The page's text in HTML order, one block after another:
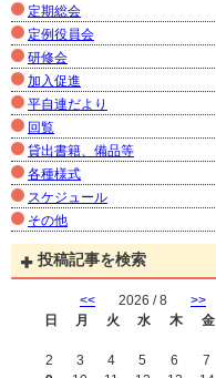
定期総会
定例役員会
研修会
加入促進
平自連だより
回覧
貸出書籍、備品等
各種様式
スケジュール
その他
投稿記事を検索
<< 2026 / 8
>>
日
月 火 水 木 金
2
3 4 5 6 7